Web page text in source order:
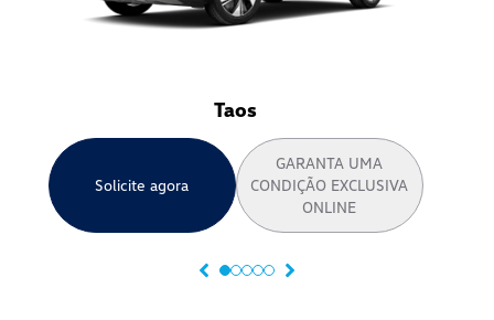
Taos
Solicite agora
GARANTA UMA
CONDIÇÃO EXCLUSIVA
ONLINE